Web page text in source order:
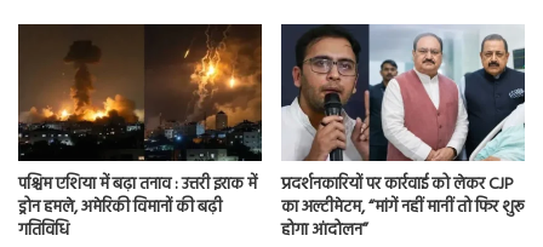
पश्चिम एशिया में बढ़ा तनाव : उत्तरी इराक में
ड्रोन हमले, अमेरिकी विमानों की बढ़ी
गतिविधि
प्रदर्शनकारियों पर कार्रवाई को लेकर CJP
का अल्टीमेटम, “मांगें नहीं मानीं तो फिर शुरू
होगा आंदोलन”